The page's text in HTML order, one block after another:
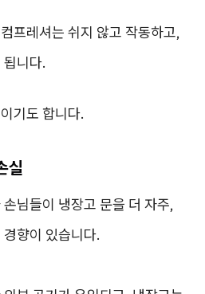
프레셔는 쉬지 않고 작동하고,
니다.
기도 합니다.
실
님들이 냉장고 문을 더 자주,
향이 있습니다.